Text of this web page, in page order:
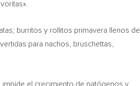
burritos y rollitos primavera llenos de
para nachos, bruschettas,
impide el crecimiento de patógenos y